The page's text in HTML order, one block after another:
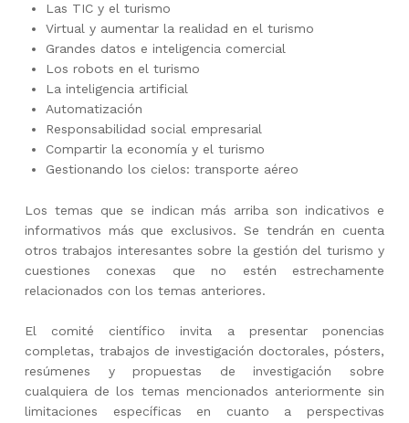
Las TIC y el turismo
Virtual y aumentar la realidad en el turismo
Grandes datos e inteligencia comercial
Los robots en el turismo
La inteligencia artificial
Automatización
Responsabilidad social empresarial
Compartir la economía y el turismo
Gestionando los cielos: transporte aéreo
Los temas que se indican más arriba son indicativos e
informativos más que exclusivos. Se tendrán en cuenta
otros trabajos interesantes sobre la gestión del turismo y
cuestiones conexas que no estén estrechamente
relacionados con los temas anteriores.
El comité científico invita a presentar ponencias
completas, trabajos de investigación doctorales, pósters,
resúmenes y propuestas de investigación sobre
cualquiera de los temas mencionados anteriormente sin
limitaciones específicas en cuanto a perspectivas